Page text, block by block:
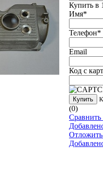
Купить в
Имя*
Телефон*
Email
Код с
Купить
(0)
Сравнить
Отложить